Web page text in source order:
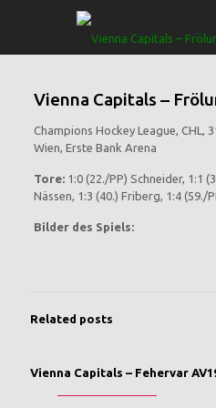
Vienna Capitals –
Champions Hockey League, CHL,
Wien, Erste Bank Arena
Tore: 1:0 (22./PP) Schneider, 1:1
Nässen, 1:3 (40.) Friberg, 1:4 (59./
Bilder des Spiels:
Related posts
Vienna Capitals – Fehervar